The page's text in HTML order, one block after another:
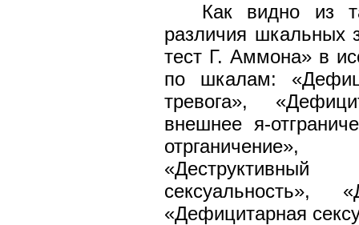
Как видно из
различия шкальных
тест Г. Аммона» в
по шкалам:
тревога»,
внешнее я-
отрганичение»,
«Деструктивный
сексуальность»,
«Дефицитарная